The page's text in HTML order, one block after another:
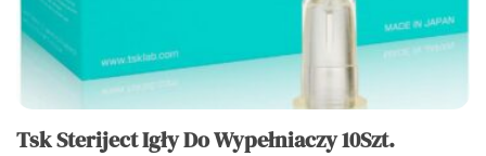
Tsk Steriject Igły Do Wypełniaczy 10Szt.